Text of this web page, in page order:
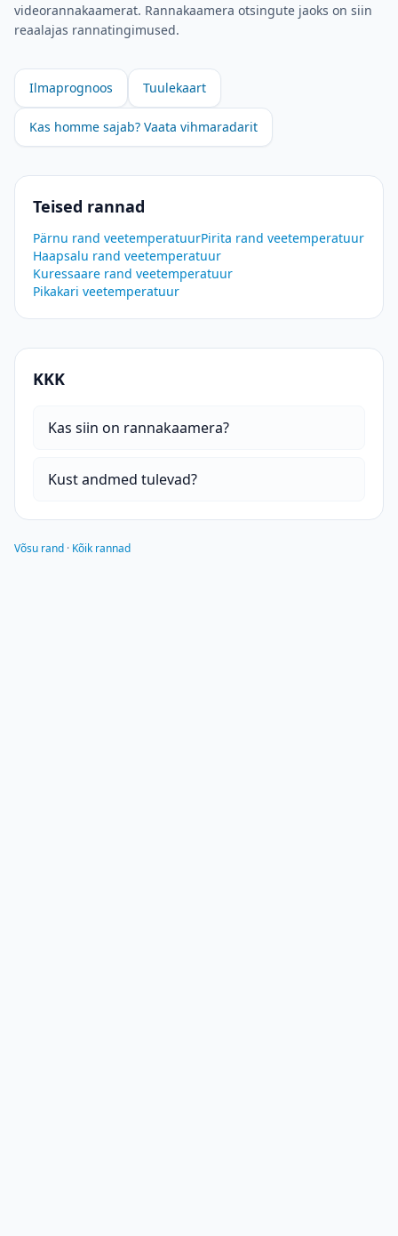
videorannakaamerat. Rannakaamera otsingute jaoks on siin
reaalajas rannatingimused.
Ilmaprognoos Tuulekaart
Kas homme sajab? Vaata vihmaradarit
Teised rannad
Pärnu rand veetemperatuurPirita rand veetemperatuur
Haapsalu rand veetemperatuur
Kuressaare rand veetemperatuur
Pikakari veetemperatuur
KKK
Kas siin on rannakaamera?
Kust andmed tulevad?
Võsu rand · Kõik rannad